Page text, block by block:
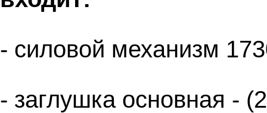
- силовой механизм
- заглушка основная -